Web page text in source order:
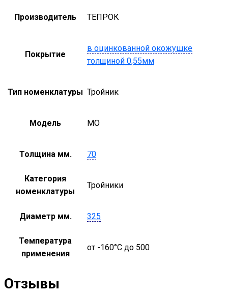
Производитель ТЕПРОК
Покрытие
в оцинкованной окожушке
толщиной 0,55мм
Тип номенклатуры Тройник
Модель MO
Толщина мм. 70
Категория
номенклатуры
Тройники
Диаметр мм. 325
Температура
применения
от -160°С до 500
Отзывы